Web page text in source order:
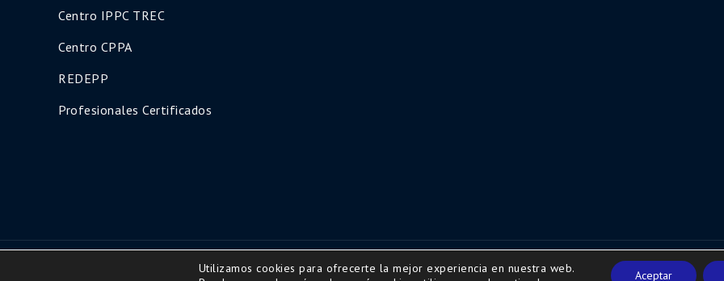
Centro IPPC TREC
Centro CPPA
REDEPP
Profesionales Certificados
Copyright © 2016 | All Rights Reserved-Diseño www.secretariaweb.com
Utilizamos cookies para ofrecerte la mejor experiencia en nuestra web.
Aceptar